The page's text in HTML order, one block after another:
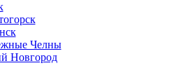
Челны
Новгород